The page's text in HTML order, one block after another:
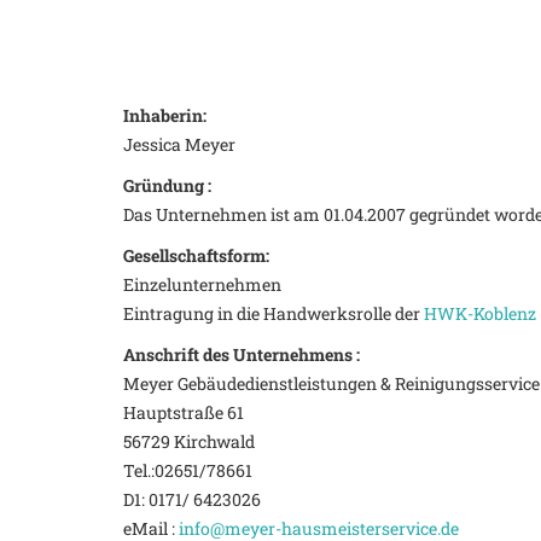
Inhaberin:
Jessica Meyer
Gründung :
Das Unternehmen ist am 01.04.2007 gegründet
Gesellschaftsform:
Einzelunternehmen
Eintragung in die Handwerksrolle derHWK-Koblenz
Anschrift des Unternehmens :
Meyer Gebäudedienstleistungen & Reinigungsservice
Hauptstraße 61
56729 Kirchwald
Tel.:02651/78661
D1: 0171/ 6423026
eMail :info@meyer-hausmeisterservice.de